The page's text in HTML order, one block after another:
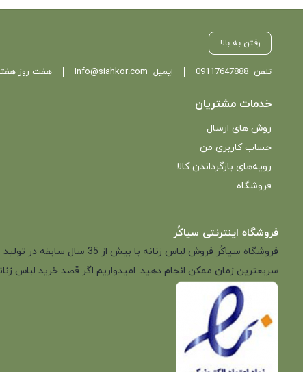
رفتن به بالا
تلفن09117647888 ایمیل Info@siahkor.com هفت روز هفته ، از ساعت 11
خدمات مشتریان
روش های ارسال
حساب کاربری من
رویه‌های بازگرداندن کالا
فروشگاه
فروشگاه اینترنتی سیاکُر
فروشگاه سیاکُر فروش
سریعترین زمان ممکن انجام دهید. امیدواریم اگر قصد خرید لباس